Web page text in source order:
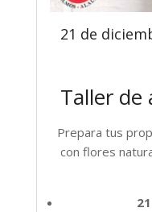
21 de
Taller de
Prepara tus
con flores